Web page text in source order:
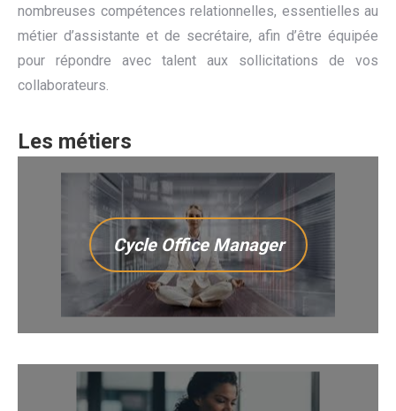
nombreuses compétences relationnelles, essentielles au
métier d’assistante et de secrétaire, afin d’être équipée
pour répondre avec talent aux sollicitations de vos
collaborateurs.
Les métiers
Cycle Office Manager